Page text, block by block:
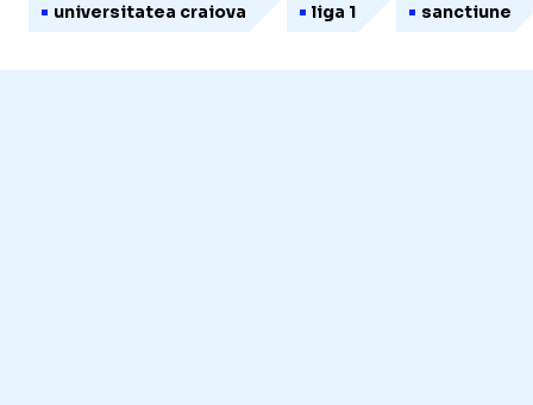
universitatea craiova liga 1 sanctiune